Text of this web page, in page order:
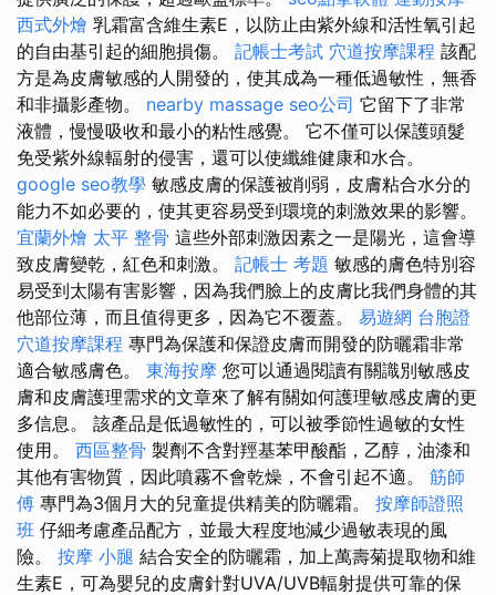
西式外燴 乳霜富含維生素E，以防止由紫外線和活性氧引起
的自由基引起的細胞損傷。 記帳士考試 穴道按摩課程 該配
方是為皮膚敏感的人開發的，使其成為一種低過敏性，無香
和非攝影產物。 nearby massage seo公司 它留下了非常
液體，慢慢吸收和最小的粘性感覺。 它不僅可以保護頭髮
免受紫外線輻射的侵害，還可以使纖維健康和水合。
google seo教學 敏感皮膚的保護被削弱，皮膚粘合水分的
能力不如必要的，使其更容易受到環境的刺激效果的影響。
宜蘭外燴 太平 整骨 這些外部刺激因素之一是陽光，這會導
致皮膚變乾，紅色和刺激。 記帳士 考題 敏感的膚色特別容
易受到太陽有害影響，因為我們臉上的皮膚比我們身體的其
他部位薄，而且值得更多，因為它不覆蓋。 易遊網 台胞證
穴道按摩課程 專門為保護和保證皮膚而開發的防曬霜非常
適合敏感膚色。 東海按摩 您可以通過閱讀有關識別敏感皮
膚和皮膚護理需求的文章來了解有關如何護理敏感皮膚的更
多信息。 該產品是低過敏性的，可以被季節性過敏的女性
使用。 西區整骨 製劑不含對羥基苯甲酸酯，乙醇，油漆和
其他有害物質，因此噴霧不會乾燥，不會引起不適。 筋師
傅 專門為3個月大的兒童提供精美的防曬霜。 按摩師證照
班 仔細考慮產品配方，並最大程度地減少過敏表現的風
險。 按摩 小腿 結合安全的防曬霜，加上萬壽菊提取物和維
生素E，可為嬰兒的皮膚針對UVA/UVB輻射提供可靠的保